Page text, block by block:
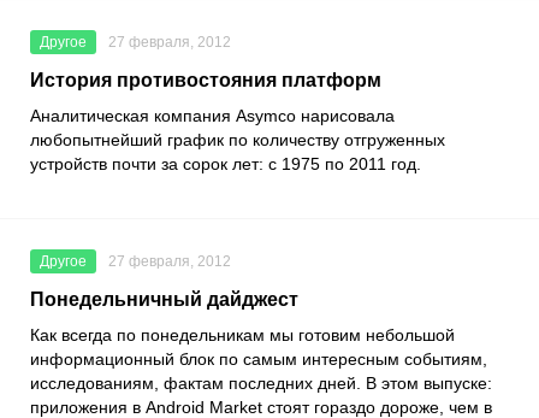
Другое 27 февраля, 2012
История противостояния платформ
Аналитическая компания Asymco нарисовала
любопытнейший график по количеству отгруженных
устройств почти за сорок лет: с 1975 по 2011 год.
Другое 27 февраля, 2012
Понедельничный дайджест
Как всегда по понедельникам мы готовим небольшой
информационный блок по самым интересным событиям,
исследованиям, фактам последних дней. В этом выпуске:
приложения в Android Market стоят гораздо дороже, чем в